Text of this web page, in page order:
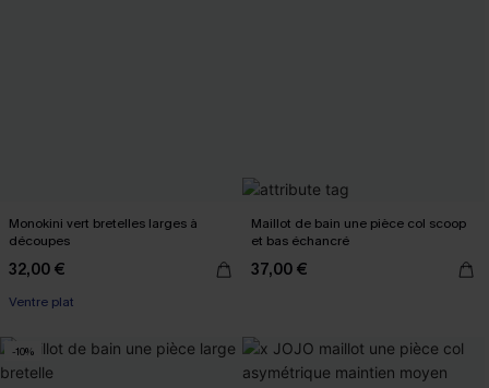
Monokini vert bretelles larges à
découpes
32,00 €
Ventre plat
Maillot de bain une pièce col scoop
et bas échancré
37,00 €
-10%